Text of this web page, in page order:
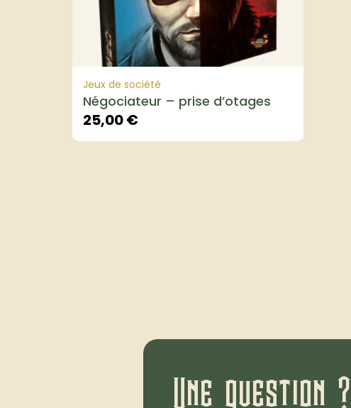
Jeux de société
Négociateur – prise d’otages
25,00€
Une question ?